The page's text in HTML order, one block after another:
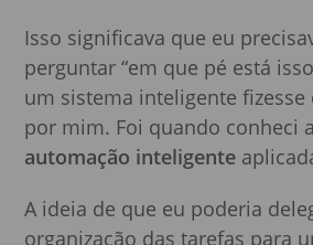
Isso significava que eu
perguntar “em que pé está
um sistema inteligente
por mim. Foi quando conheci
automação inteligente
A ideia de que eu poderia
organização das tarefas para